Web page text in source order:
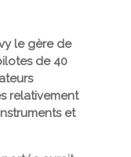
le gère de
de 40
relativement
et